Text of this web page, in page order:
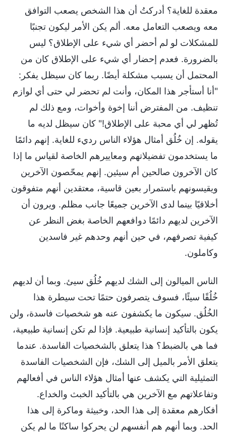
معقدة للغاية؟ أدركتُ أن هذا الشخص يصعب التوافق
معه ويصعب التعامل معه. ألم يكن الأمر ليكون تجنبًا
للمشكلات لو لم أحضر أي شيء على الإطلاق؟ ليس
بالضرورة. فعدم إحضار أي شيء على الإطلاق كان من
المحتمل أن يسبب مشكلة أيضًا. ربما كان سيظل يفكر:
"أنا أستأجر هذا المكان، وأنت لم تحضر لي حتى أي لوازم
تنظيف. من المفترض أننا إخوة وأخوات، ومع ذلك لم
تُظهر لي أي محبة على الإطلاق!" كان سيظل لديه ما
يقوله. إن خُلُق أمثال هؤلاء الناس رديء للغاية. إنهم دائمًا
ما يستخدمون تفضيلاتهم ومعاييرهم الخاصة لقياس ما إذا
كان الآخرون صالحين أم سيئين. إنهم يمحّصون الآخرين
ويقيسونهم باستمرار بعين قاسية، معتقدين أنهم متفوقون
أخلاقيًا بينما لدى الآخرين جميعًا جانب مظلم. ويرون أن
الآخرين لديهم دائمًا دوافعهم الخاصة بغض النظر عن
كيفية تصرفهم، في حين أنهم وحدهم غير فاسدين
وكاملون.
الناس الميالون إلى الشك لديهم خُلُق سيئ. وبما أن لديهم
خُلُقًا سيئًا، فسوف يتصرفون حتمًا تحت سيطرة هذا
الخُلُق. سيكون ما يكشفون عنه هو شخصيات فاسدة، ولن
يكون بالتأكيد إنسانية طبيعية. فإذا لم تكن إنسانية طبيعية،
فما هي بالضبط؟ هذا يتعلق بالشخصيات الفاسدة. عندما
يتعلق الأمر بالميل إلى الشك، فإن الشخصيات الفاسدة
التمثيلية التي يكشف عنها أمثال هؤلاء الناس في أفعالهم
وتفاعلاتهم مع الآخرين هي بالتأكيد الخبث والخداع.
أفكارهم معقدة إلى هذا الحد، وخبيثة وماكرة إلى هذا
الحد. وبما أنهم هم أنفسهم لن يحركوا ساكنًا ما لم يكن